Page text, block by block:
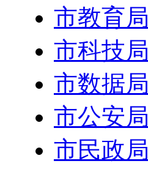
市教育局
市科技局
市数据局
市公安局
市民政局